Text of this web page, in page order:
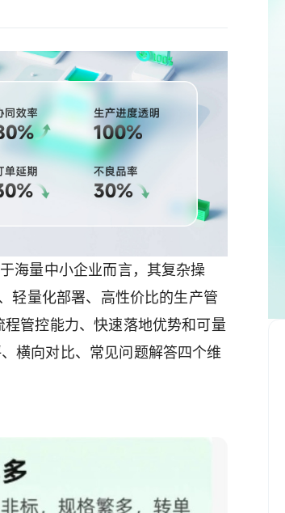
海量中小企业而言，其复杂操
轻量化部署、高性价比的生产管
管控能力、快速落地优势和可量
横向对比、常见问题解答四个维